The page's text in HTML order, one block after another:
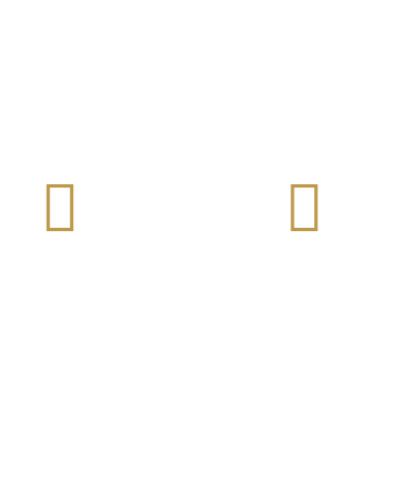
fazlasını bul
fazlasını bul